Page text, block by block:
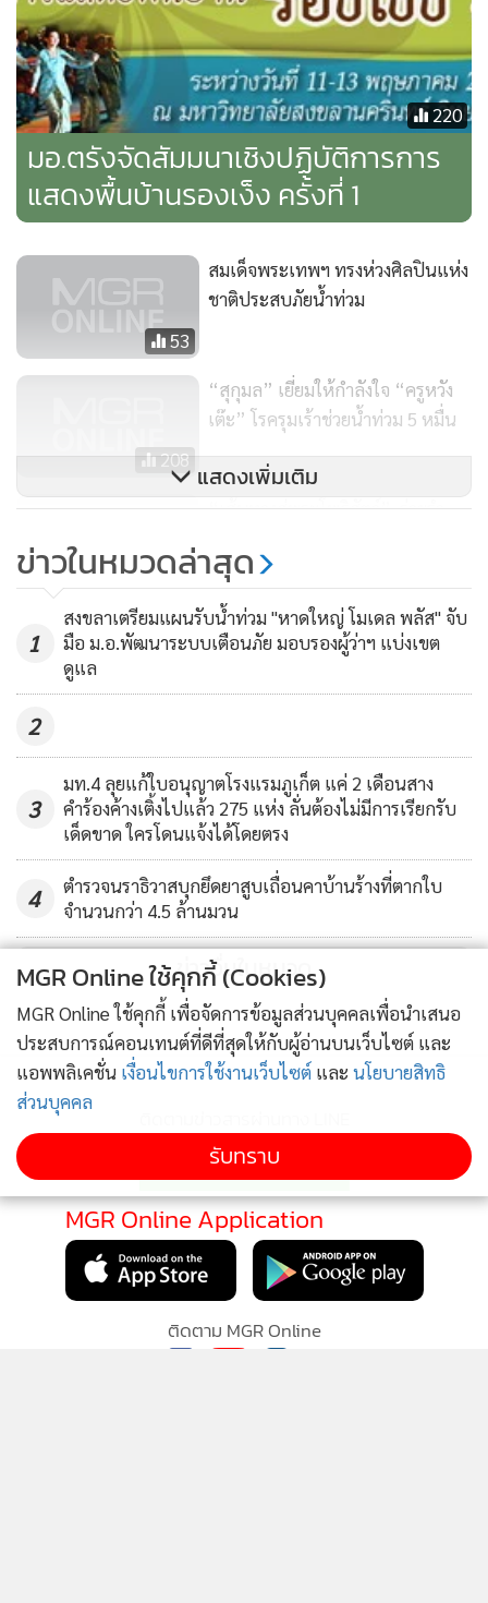
220
มอ.ตรังจัดสัมมนาเชิงปฏิบัติการการ
แสดงพื้นบ้านรองเง็ง ครั้งที่ 1
53
สมเด็จพระเทพฯ ทรงห่วงศิลปินแห่ง
ชาติประสบภัยน้ำท่วม
208
“สุกุมล” เยี่ยมให้กำลังใจ “ครูหวัง
เต๊ะ” โรครุมเร้าช่วยน้ำท่วม 5 หมื่น
253
“เส้นทางสู่พระโพธิสัตว์” ร่ายรำ
แสดงเพิ่มเติม
ข่าวในหมวดล่าสุด
1
สงขลาเตรียมแผนรับน้ำท่วม "หาดใหญ่ โมเดล พลัส" จับ
มือ ม.อ.พัฒนาระบบเตือนภัย มอบรองผู้ว่าฯ แบ่งเขต
ดูแล
2
3
มท.4 ลุยแก้ใบอนุญาตโรงแรมภูเก็ต แค่ 2 เดือนสาง
คำร้องค้างเติ้งไปแล้ว 275 แห่ง ลั่นต้องไม่มีการเรียกรับ
เด็ดขาด ใครโดนแจ้งได้โดยตรง
4
ตำรวจนราธิวาสบุกยึดยาสูบเถื่อนคาบ้านร้างที่ตากใบ
จำนวนกว่า 4.5 ล้านมวน
ข่าวอื่นในหมวด
MGR Online Application
ติดตาม MGR Online
MGR Online ใช้คุกกี้ (Cookies)
MGR Online ใช้คุกกี้ เพื่อจัดการข้อมูลส่วนบุคคลเพื่อนำเสนอ
ประสบการณ์คอนเทนต์ที่ดีที่สุดให้กับผู้อ่านบนเว็บไซต์ และ
แอพพลิเคชั่น เงื่อนไขการใช้งานเว็บไซต์ และ นโยบายสิทธิ
ส่วนบุคคล
รับทราบ